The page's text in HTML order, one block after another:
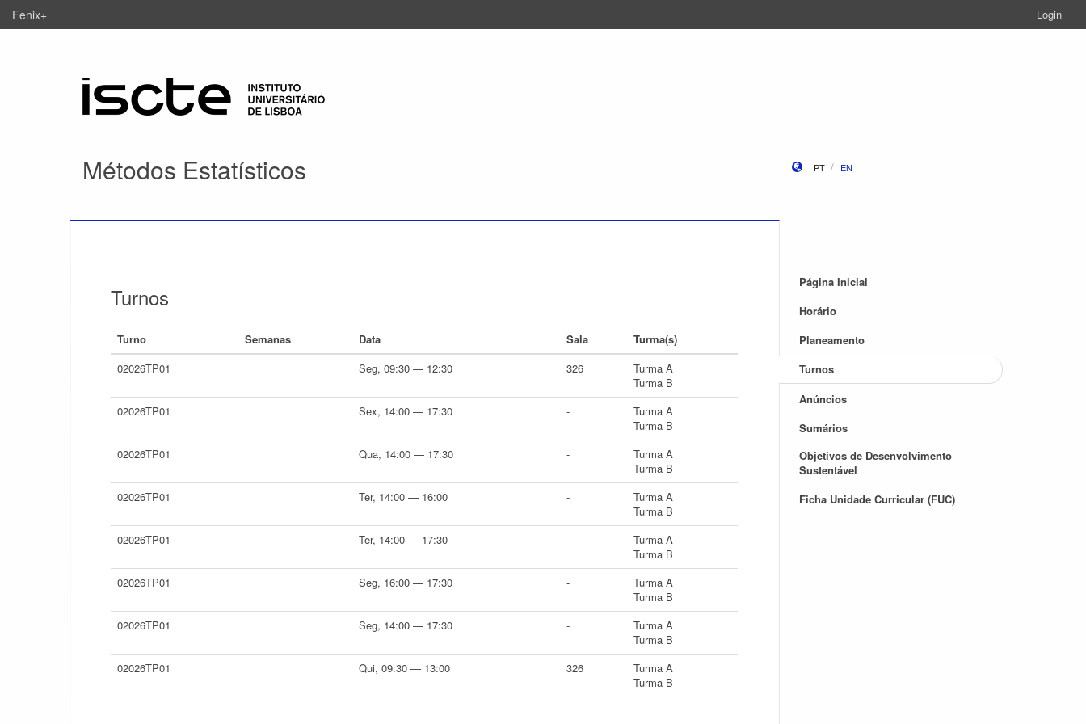
Fenix+ Login
Métodos Estatísticos PT EN
Turnos
Turno Semanas Data Sala
Turma(s)
02026TP01
Seg, 09:30 — 12:30 326
Turma A
Turma B
02026TP01
Sex, 14:00 — 17:30 -
Turma A
Turma B
02026TP01
Qua, 14:00 — 17:30 -
Turma A
Turma B
02026TP01
Ter, 14:00 — 16:00 -
Turma A
Turma B
02026TP01
Ter, 14:00 — 17:30 -
Turma A
Turma B
02026TP01
Seg, 16:00 — 17:30 -
Turma A
Turma B
02026TP01
Seg, 14:00 — 17:30 -
Turma A
Turma B
02026TP01
Qui, 09:30 — 13:00 326
Turma A
Turma B
Página Inicial
Horário
Planeamento
Turnos
Anúncios
Sumários
Objetivos de Desenvolvimento
Sustentável
Ficha Unidade Curricular (FUC)